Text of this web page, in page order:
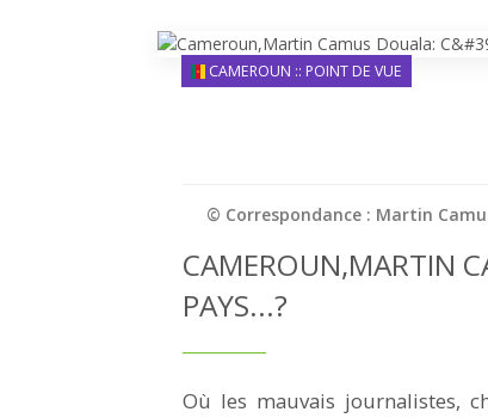
CAMEROUN :: POINT DE VUE
© Correspondance : Martin
CAMEROUN,MARTIN
PAYS...?
Où les mauvais journalistes,